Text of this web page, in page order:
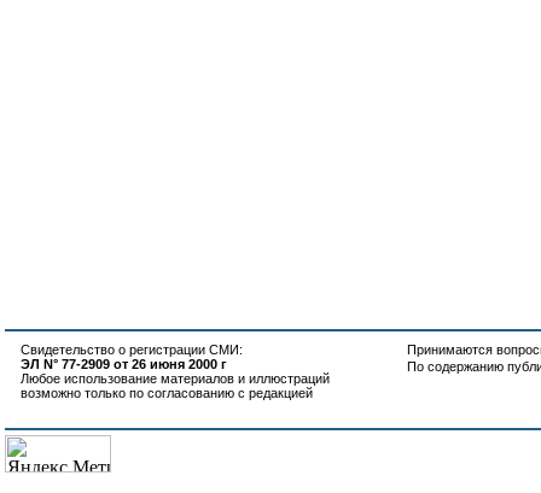
Свидетельство о регистрации СМИ:
ЭЛ N° 77-2909 от 26 июня 2000 г
Любое использование материалов и иллюстраций
возможно только по согласованию с редакцией
Принимаются
По содержанию